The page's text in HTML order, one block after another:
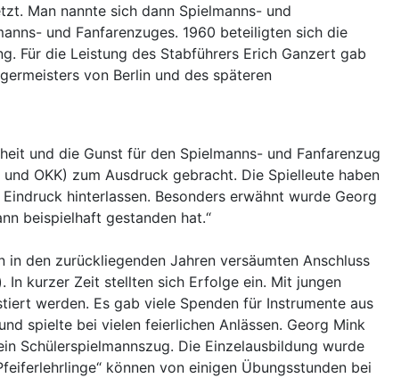
Man nannte sich dann Spielmanns- und
und Fanfarenzuges. 1960 beteiligten sich die
Für die Leistung des Stabführers Erich Ganzert gab
von Berlin und des späteren
und die Gunst für den Spielmanns- und Fanfarenzug
OKK) zum Ausdruck gebracht. Die Spielleute haben
hinterlassen. Besonders erwähnt wurde Georg
beispielhaft gestanden hat.“
den zurückliegenden Jahren versäumten Anschluss
In kurzer Zeit stellten sich Erfolge ein. Mit jungen
werden. Es gab viele Spenden für Instrumente aus
spielte bei vielen feierlichen Anlässen. Georg Mink
Schülerspielmannszug. Die Einzelausbildung wurde
können von einigen Übungsstunden bei